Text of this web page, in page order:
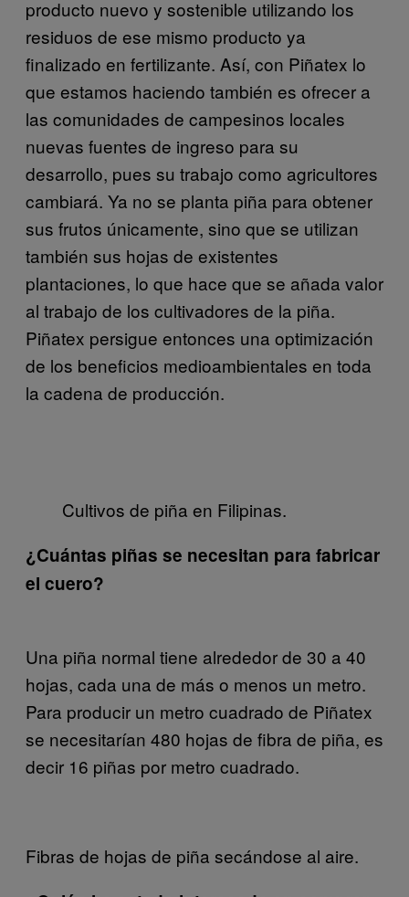
producto nuevo y sostenible utilizando los
residuos de ese mismo producto ya
finalizado en fertilizante. Así, con Piñatex lo
que estamos haciendo también es ofrecer a
las comunidades de campesinos locales
nuevas fuentes de ingreso para su
desarrollo, pues su trabajo como agricultores
cambiará. Ya no se planta piña para obtener
sus frutos únicamente, sino que se utilizan
también sus hojas de existentes
plantaciones, lo que hace que se añada valor
al trabajo de los cultivadores de la piña.
Piñatex persigue entonces una optimización
de los beneficios medioambientales en toda
la cadena de producción.
Cultivos de piña en Filipinas.
¿Cuántas piñas se necesitan para fabricar
el cuero?
Una piña normal tiene alrededor de 30 a 40
hojas, cada una de más o menos un metro.
Para producir un metro cuadrado de Piñatex
se necesitarían 480 hojas de fibra de piña, es
decir 16 piñas por metro cuadrado.
Fibras de hojas de piña secándose al aire.